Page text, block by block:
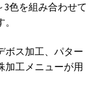
3色を組み合わせて
ボス加工、パター
加工メニューが用